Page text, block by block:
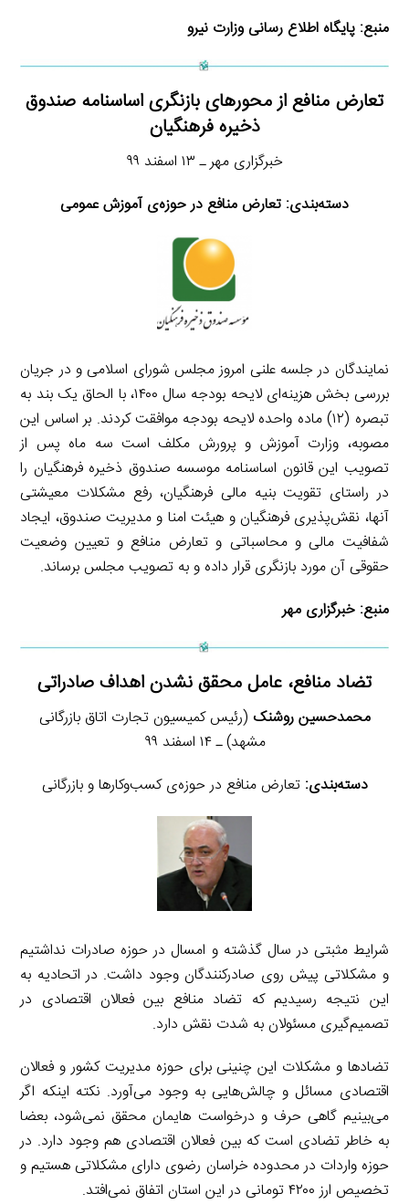
منبع: پایگاه اطلاع رسانی وزارت نیرو
تعارض منافع از محورهای بازنگری اساسنامه صندوق
ذخیره فرهنگیان
خبرگزاری مهر ـ ۱۳ اسفند ۹۹
دسته‌بندی: تعارض منافع در حوزه‌ی آموزش عمومی
نمایندگان در جلسه علنی امروز مجلس شورای اسلامی و در جریان
بررسی بخش هزینه‌ای لایحه بودجه سال ۱۴۰۰، با الحاق یک بند به
تبصره (۱۲) ماده واحده لایحه بودجه موافقت کردند. بر اساس این
مصوبه، وزارت آموزش و پرورش مکلف است سه ماه پس از
تصویب این قانون اساسنامه موسسه صندوق ذخیره فرهنگیان را
در راستای تقویت بنیه مالی فرهنگیان، رفع مشکلات معیشتی
آنها، نقش‌پذیری فرهنگیان و هیئت امنا و مدیریت صندوق، ایجاد
شفافیت مالی و محاسباتی و تعارض منافع و تعیین وضعیت
حقوقی آن مورد بازنگری قرار داده و به تصویب مجلس برساند.
منبع: خبرگزاری مهر
تضاد منافع، عامل محقق نشدن اهداف صادراتی
محمدحسین روشنک (رئیس کمیسیون تجارت اتاق بازرگانی
مشهد) ـ ۱۴ اسفند ۹۹
دسته‌بندی: تعارض منافع در حوزه‌ی کسب‌وکارها و بازرگانی
شرایط مثبتی در سال گذشته و امسال در حوزه صادرات نداشتیم
و مشکلاتی پیش روی صادرکنندگان وجود داشت. در اتحادیه به
این نتیجه رسیدیم که تضاد منافع بین فعالان اقتصادی در
تصمیم‌گیری مسئولان به شدت نقش دارد.
تضادها و مشکلات این چنینی برای حوزه مدیریت کشور و فعالان
اقتصادی مسائل و چالش‌هایی به وجود می‌آورد. نکته اینکه اگر
می‌بینیم گاهی حرف و درخواست هایمان محقق نمی‌شود، بعضا
به خاطر تضادی است که بین فعالان اقتصادی هم وجود دارد. در
حوزه واردات در محدوده خراسان رضوی دارای مشکلاتی هستیم و
تخصیص ارز ۴۲۰۰ تومانی در این استان اتفاق نمی‌افتد.